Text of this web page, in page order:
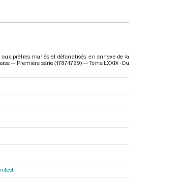
prêtres mariés et défanatisés, en annexe de la
— Première série (1787-1799) — Tome LXXIX - Du